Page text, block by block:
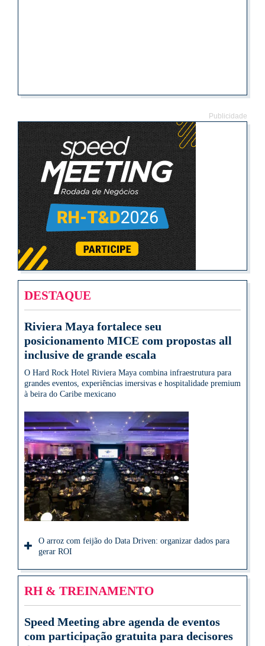
Publicidade
DESTAQUE
Riviera Maya fortalece seu
posicionamento MICE com propostas all
inclusive de grande escala
O Hard Rock Hotel Riviera Maya combina infraestrutura para
grandes eventos, experiências imersivas e hospitalidade premium
à beira do Caribe mexicano
O arroz com feijão do Data Driven: organizar dados para
gerar ROI
RH & TREINAMENTO
Speed Meeting abre agenda de eventos
com participação gratuita para decisores